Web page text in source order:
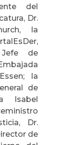
del
Dr.
la
de
la
de
Isabel
Dr.
de